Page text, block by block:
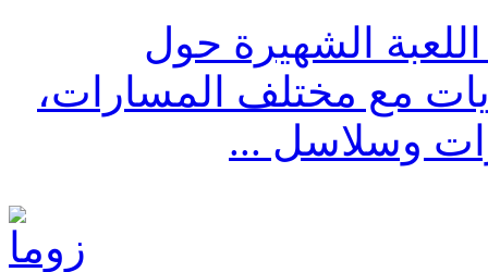
اللعبة الشهيرة حول
مع مختلف المسارات،
وسلاسل ...